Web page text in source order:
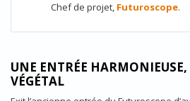
Chef de projet, Futuroscope.
UNE ENTRÉE
VÉGÉTAL